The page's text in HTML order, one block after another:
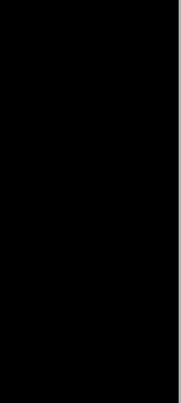
Almost
con enlaces a